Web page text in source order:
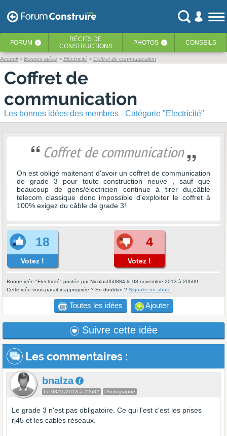
FORUM ‹ RÉCITS DE
CONSTRUCTIONS
PHOTOS ‹ CONSEILS
Accueil Bonnes idées Electricité Coffret de communication
Coffret de
communication
Les bonnes idées des membres - Catégorie "Electricité"
Coffret de communication
On est obligé maitenant d'avoir un coffret de communication
de grade 3 pour toute construction neuve , sauf que
beaucoup de gens/électricien continue à tirer du,câble
telecom classique donc impossible d'exploiter le coffret à
100% exigez du câble de grade 3!
18
Votez !
4
Votez !
Bonne idée "Electricité" postée par Nicolas060884 le 08 novembre 2013 à 20h09
Cette idée vous parait inappropriée ? En doublon ? Signaler un abus !
Toutes les idées Ajouter
Suivre cette idée
Les commentaires :
bnalza
Le 08/11/2013 à 22h32 Photographe
Le grade 3 n'est pas obligatoire. Ce qui l'est c'est les prises
rj45 et les cables réseaux.